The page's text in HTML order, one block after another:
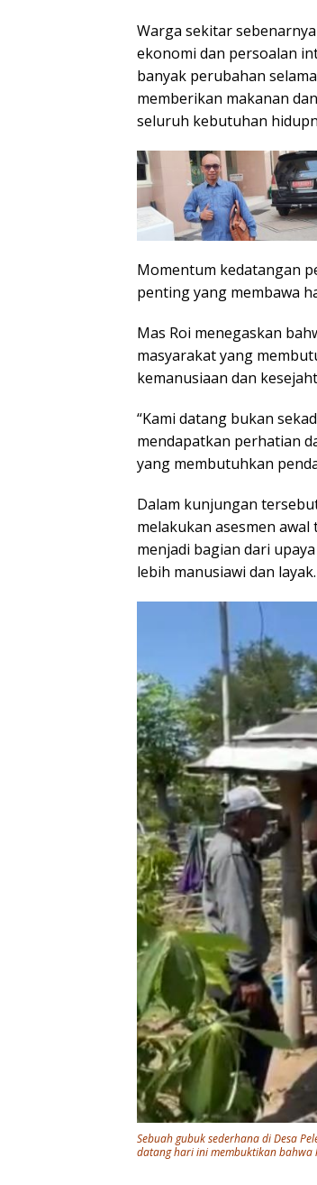
Warga sekitar
ekonomi dan persoalan
banyak perubahan
memberikan makanan
seluruh kebutuhan
Momentum kedatangan
penting yang membawa
Mas Roi menegaskan
masyarakat yang
kemanusiaan dan
“Kami datang bukan
mendapatkan perhatian
yang membutuhkan
Dalam kunjungan
melakukan asesmen
menjadi bagian dari
lebih manusiawi dan layak.
Sebuah gubuk sederhana di Desa
datang hari ini membuktikan bahwa